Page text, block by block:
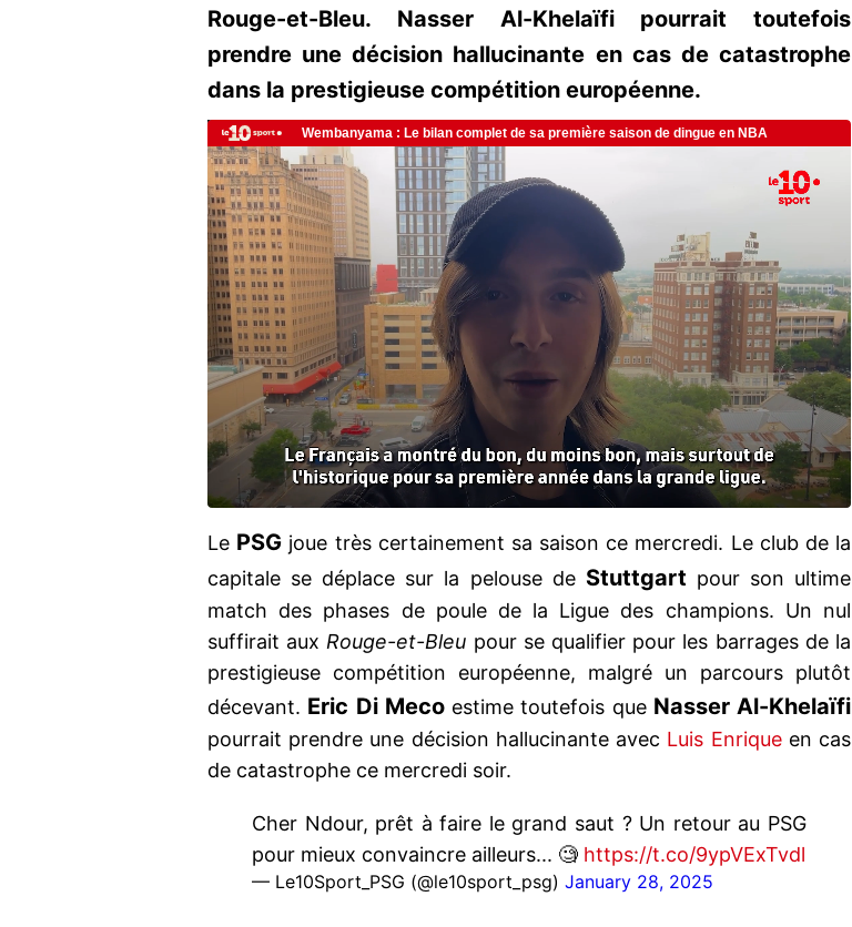
Rouge-et-Bleu. Nasser Al-Khelaïfi pourrait toutefois
prendre une décision hallucinante en cas de catastrophe
dans la prestigieuse compétition européenne.
Le PSG joue très certainement sa saison ce mercredi. Le club de la
capitale se déplace sur la pelouse de Stuttgart pour son ultime
match des phases de poule de la Ligue des champions. Un nul
suffirait auxRouge-et-Bleu pour se qualifier pour les barrages de la
prestigieuse compétition européenne, malgré un parcours plutôt
décevant. Eric Di Mecoestime toutefois que Nasser Al-Khelaïfi
pourrait prendre une décision hallucinante avec Luis Enriqueen cas
de catastrophe ce mercredi soir.
Cher Ndour, prêt à faire le grand saut ? Un retour au PSG
pour mieux convaincre ailleurs... 🧐 https://t.co/9ypVExTvdl
— Le10Sport_PSG (@le10sport_psg) January 28, 2025